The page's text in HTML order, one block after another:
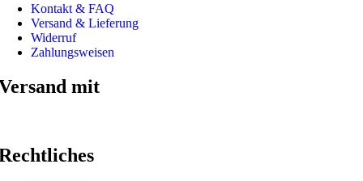
Kontakt & FAQ
Versand & Lieferung
Widerruf
Zahlungsweisen
mit